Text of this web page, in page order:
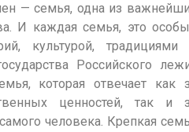
— семья, одна из
И каждая семья, это
культурой, традициями
Российского
которая отвечает как
ценностей, так и
человека. Крепкая